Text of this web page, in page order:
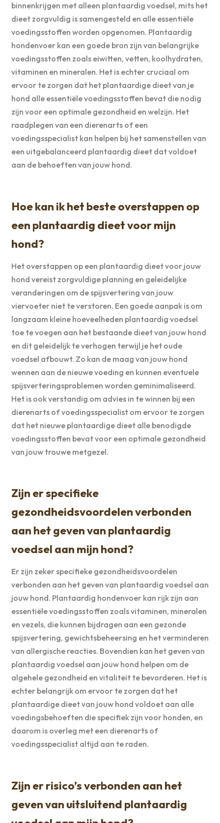
binnenkrijgen met alleen plantaardig voedsel, mits het
dieet zorgvuldig is samengesteld en alle essentiële
voedingsstoffen worden opgenomen. Plantaardig
hondenvoer kan een goede bron zijn van belangrijke
voedingsstoffen zoals eiwitten, vetten, koolhydraten,
vitaminen en mineralen. Het is echter cruciaal om
ervoor te zorgen dat het plantaardige dieet van je
hond alle essentiële voedingsstoffen bevat die nodig
zijn voor een optimale gezondheid en welzijn. Het
raadplegen van een dierenarts of een
voedingsspecialist kan helpen bij het samenstellen van
een uitgebalanceerd plantaardig dieet dat voldoet
aan de behoeften van jouw hond.
Hoe kan ik het beste overstappen op
een plantaardig dieet voor mijn
hond?
Het overstappen op een plantaardig dieet voor jouw
hond vereist zorgvuldige planning en geleidelijke
veranderingen om de spijsvertering van jouw
viervoeter niet te verstoren. Een goede aanpak is om
langzaam kleine hoeveelheden plantaardig voedsel
toe te voegen aan het bestaande dieet van jouw hond
en dit geleidelijk te verhogen terwijl je het oude
voedsel afbouwt. Zo kan de maag van jouw hond
wennen aan de nieuwe voeding en kunnen eventuele
spijsverteringsproblemen worden geminimaliseerd.
Het is ook verstandig om advies in te winnen bij een
dierenarts of voedingsspecialist om ervoor te zorgen
dat het nieuwe plantaardige dieet alle benodigde
voedingsstoffen bevat voor een optimale gezondheid
van jouw trouwe metgezel.
Zijn er specifieke
gezondheidsvoordelen verbonden
aan het geven van plantaardig
voedsel aan mijn hond?
Er zijn zeker specifieke gezondheidsvoordelen
verbonden aan het geven van plantaardig voedsel aan
jouw hond. Plantaardig hondenvoer kan rijk zijn aan
essentiële voedingsstoffen zoals vitaminen, mineralen
en vezels, die kunnen bijdragen aan een gezonde
spijsvertering, gewichtsbeheersing en het verminderen
van allergische reacties. Bovendien kan het geven van
plantaardig voedsel aan jouw hond helpen om de
algehele gezondheid en vitaliteit te bevorderen. Het is
echter belangrijk om ervoor te zorgen dat het
plantaardige dieet van jouw hond voldoet aan alle
voedingsbehoeften die specifiek zijn voor honden, en
daarom is overleg met een dierenarts of
voedingsspecialist altijd aan te raden.
Zijn er risico’s verbonden aan het
geven van uitsluitend plantaardig